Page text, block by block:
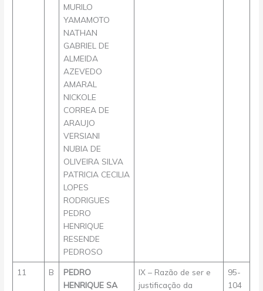
MURILO
YAMAMOTO
NATHAN
GABRIEL DE
ALMEIDA
AZEVEDO
AMARAL
NICKOLE
CORREA DE
ARAUJO
VERSIANI
NUBIA DE
OLIVEIRA SILVA
PATRICIA CECILIA
LOPES
RODRIGUES
PEDRO
HENRIQUE
RESENDE
PEDROSO
11 B
PEDRO
HENRIQUE SA
IX – Razão de ser e
justificação da
95-
104